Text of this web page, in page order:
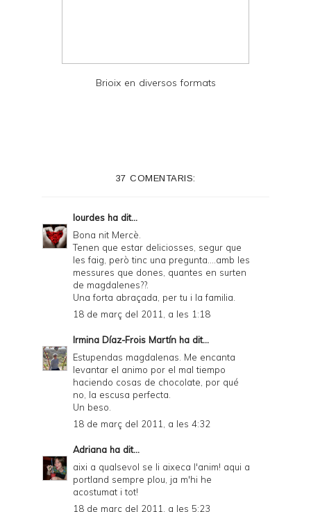
Brioix en diversos formats
37 COMENTARIS:
lourdes ha dit...
Bona nit Mercè.
Tenen que estar deliciosses, segur que
les faig, però tinc una pregunta....amb les
messures que dones, quantes en surten
de magdalenes??.
Una forta abraçada, per tu i la familia.
18 de març del 2011, a les 1:18
Irmina Díaz-Frois Martín ha dit...
Estupendas magdalenas. Me encanta
levantar el animo por el mal tiempo
haciendo cosas de chocolate, por qué
no, la escusa perfecta.
Un beso.
18 de març del 2011, a les 4:32
Adriana ha dit...
aixi a qualsevol se li aixeca l'anim! aqui a
portland sempre plou, ja m'hi he
acostumat i tot!
18 de març del 2011, a les 5:23